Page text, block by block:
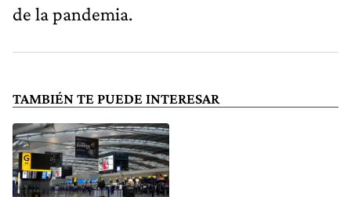
de la pandemia.
TAMBIÉN TE PUEDE INTERESAR